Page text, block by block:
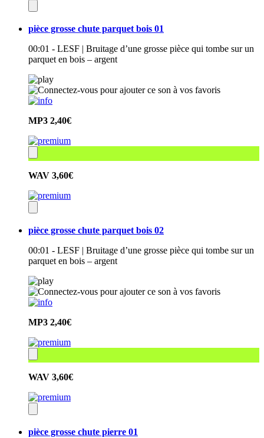
pièce grosse chute parquet bois 01
00:01 - LESF | Bruitage d’une grosse pièce qui tombe sur un
parquet en bois – argent
MP3 2,40€
WAV 3,60€
pièce grosse chute parquet bois 02
00:01 - LESF | Bruitage d’une grosse pièce qui tombe sur un
parquet en bois – argent
MP3 2,40€
WAV 3,60€
pièce grosse chute pierre 01